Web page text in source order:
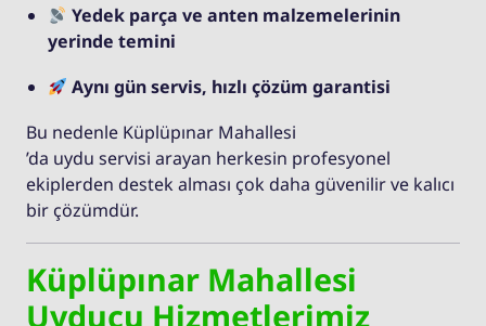
Yedek parça ve anten malzemelerinin
yerinde temini
Aynı gün servis, hızlı çözüm garantisi
Bu nedenle Küplüpınar Mahallesi
’da uydu servisi arayan herkesin profesyonel
ekiplerden destek alması çok daha güvenilir ve kalıcı
bir çözümdür.
Küplüpınar Mahallesi
Uyducu Hizmetlerimiz